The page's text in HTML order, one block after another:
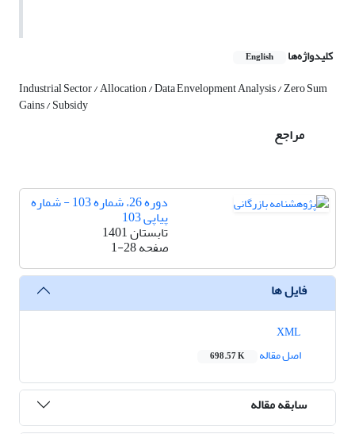
کلیدواژه‌ها English
Industrial Sector / Allocation / Data Envelopment Analysis / Zero Sum
Gains / Subsidy
مراجع
دوره 26، شماره 103 - شماره
پیاپی 103
تابستان 1401
صفحه1-28
فایل ها
اصل مقاله
698.57 K
سابقه مقاله